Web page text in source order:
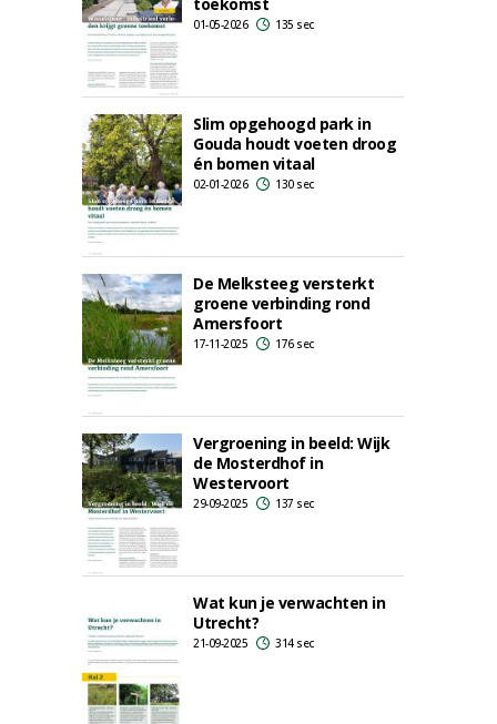
01-05-2026 135 sec
Slim opgehoogd park in
Gouda houdt voeten droog
én bomen vitaal
02-01-2026 130 sec
De Melksteeg versterkt
groene verbinding rond
Amersfoort
17-11-2025 176 sec
Vergroening in beeld: Wijk
de Mosterdhof in
Westervoort
29-09-2025 137 sec
Wat kun je verwachten in
Utrecht?
21-09-2025 314 sec